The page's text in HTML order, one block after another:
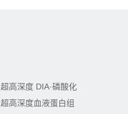
超高深度 DIA·磷酸化
超高深度血液蛋白组